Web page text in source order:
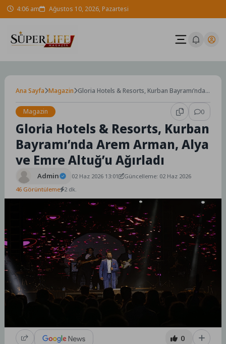
Skip 4:06 am Ağustos 10, 2026, Pazartesi
Ana Sayfa Magazin Gloria Hotels & Resorts, Kurban Bayramı’nda
Magazin
0
Gloria Hotels & Resorts, Kurban
Bayramı’nda Arem Arman, Alya
ve Emre Altuğ’u Ağırladı
Admin 02 Haz 2026 13:01
Güncelleme: 02 Haz 2026
46 Görüntüleme 2 dk.
0